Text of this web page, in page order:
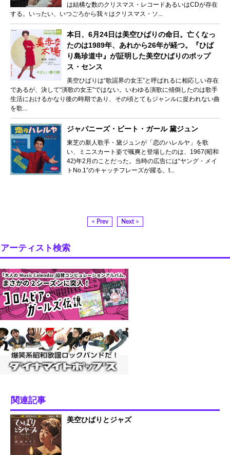
は結構な数のクリスマス・レコードあるいはCDが存在
する。いったい、いつごろから我々はクリスマス・ソ...
本日、6月24日は美空ひばりの命日。亡くなっ
たのは1989年、あれから26年が経つ。『ひば
り島珍道中』が証明した美空ひばりのポップ
ス・センス
美空ひばりは“歌謡界の女王”と呼ばれるに相応しい存在
であるが、決して“演歌の女王”ではない。いわゆる演歌に傾倒したのは歌手
生活におけるかなり後の時期であり、その頃とてもジャンルに捉われない曲
を歌...
ジャパニーズ・ビート・ガール 黛ジュン
東芝の新人歌手・黛ジュンが「恋のハレルヤ」を歌
い、ミニスカート姿で颯爽と登場したのは、1967(昭和
42)年2月のことだった。当時の広告には“ヤング・メイ
トNo.1”のキャッチフレーズが躍る。t...
< Prev Next >
アーティスト検索
関連記事
美空ひばりとジャズ